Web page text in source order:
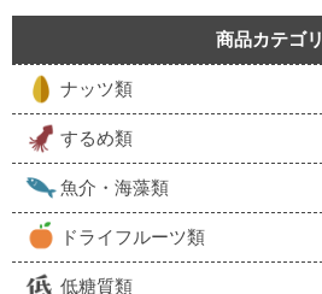
商品カテゴリ
ナッツ類
するめ類
魚介・海藻類
ドライフルーツ類
低糖質類